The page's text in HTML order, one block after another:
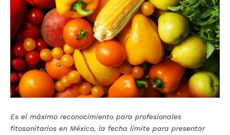
Es el máximo reconocimiento para profesionales
fitosanitarios en México, la fecha límite para presentar